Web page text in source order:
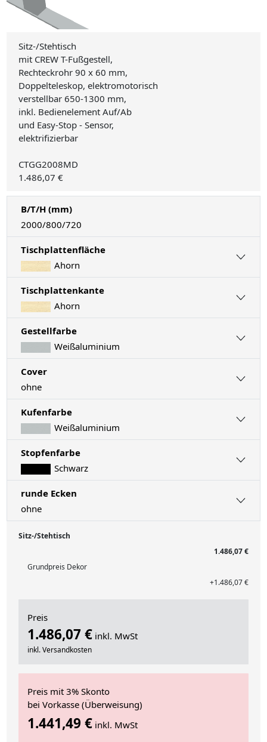
Sitz-/Stehtisch
mit CREW T-Fußgestell,
Rechteckrohr 90 x 60 mm,
Doppelteleskop, elektromotorisch
verstellbar 650-1300 mm,
inkl. Bedienelement Auf/Ab
und Easy-Stop - Sensor,
elektrifizierbar
CTGG2008MD
1.486,07 €
B/T/H (mm)
2000/800/720
Tischplattenfläche
Ahorn
Tischplattenkante
Ahorn
Gestellfarbe
Weißaluminium
Cover
ohne
Kufenfarbe
Weißaluminium
Stopfenfarbe
Schwarz
runde Ecken
ohne
Sitz-/Stehtisch
1.486,07 €
Grundpreis Dekor
+1.486,07 €
Preis
1.486,07 € inkl. MwSt
inkl. Versandkosten
Preis mit 3% Skonto
bei Vorkasse (Überweisung)
1.441,49 € inkl. MwSt